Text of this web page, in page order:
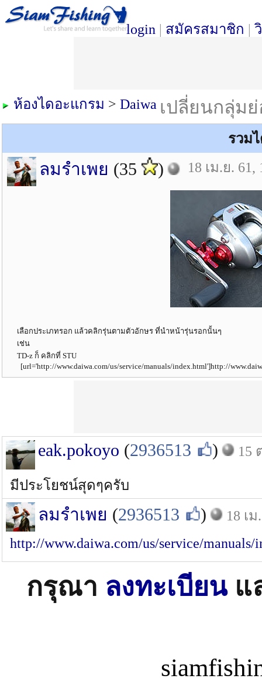
login | สมัครสมาชิก |
เปลี่ยนกลุ่ม
ห้องไดอะแกรม > Daiwa
รวม
ลมรำเพย (35 ) 18 เม.ย. 61,
เลือกประเภทรอก แล้วคลิกรุ่นตามตัวอักษร ที่นำหน้ารุ่นรอกนั้นๆ
เช่น
TD-z ก็ คลิกที่ STU
[url='http://www.daiwa.com/us/service/manuals/index.html']http://
eak.pokoyo (2936513 ) 15
มีประโยชน์สุดๆครับ
ลมรำเพย (2936513 )
18 เ
http://www.daiwa.com/us/service/manuals/
กรุณา ลงทะเบียนแ